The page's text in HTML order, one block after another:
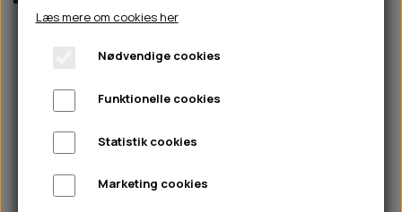
CHICOPEE
GODBIDSTASKE
HALSBÅND
🦴 GODBIDDER & SNACKS
🍖 SMAGSVARIANTER
🎾 LEGETØJ
TÆNDER, ØRE, ØJE, POTER & NÆSE
🐾 UDSTYR & KOMFORT
DRIKKEFLASKER/TERMOFLASKER
HUER OG VANTER
PINEWOOD SALES
TIL KAT
TILBUD
NYHEDER
ABONNEMENT
Læs mere om cookies her
Nødvendige cookies
Funktionelle cookies
Statistik cookies
Marketing cookies